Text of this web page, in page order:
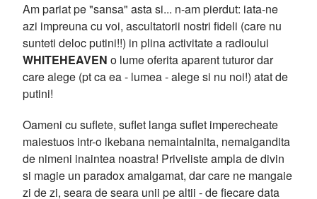
Am pariat pe "sansa" asta si... n-am pierdut: iata-ne
azi impreuna cu voi, ascultatorii nostri fideli (care nu
sunteti deloc putini!!) in plina activitate a radioului
WHITEHEAVEN o lume oferita aparent tuturor dar
care alege (pt ca ea - lumea - alege si nu noi!) atat de
putini!
Oameni cu suflete, suflet langa suflet imperecheate
maiestuos intr-o ikebana nemaintalnita, nemaigandita
de nimeni inaintea noastra! Priveliste ampla de divin
si magie un paradox amalgamat, dar care ne mangaie
zi de zi, seara de seara unii pe altii - de fiecare data